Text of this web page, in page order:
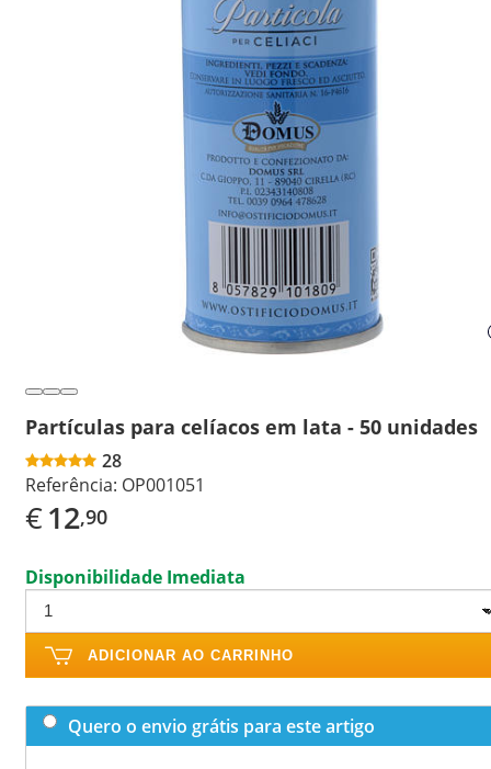
Partículas para celíacos em lata - 50 unidades
28
Referência: OP001051
€12,90
Disponibilidade Imediata
ADICIONAR AO CARRINHO
Quero o envio grátis para este artigo